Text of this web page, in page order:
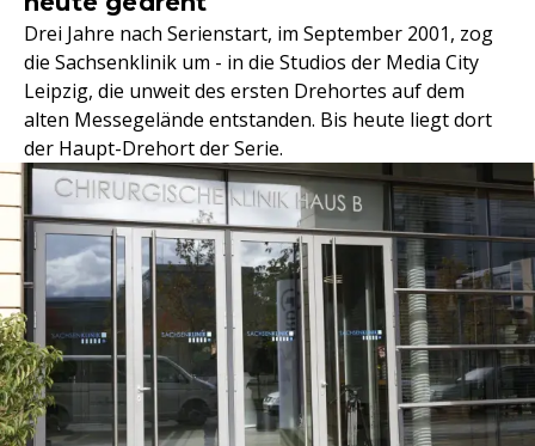
Drei Jahre nach Serienstart, im September 2001, zog
die Sachsenklinik um - in die Studios der Media City
Leipzig, die unweit des ersten Drehortes auf dem
alten Messegelände entstanden. Bis heute liegt dort
der Haupt-Drehort der Serie.